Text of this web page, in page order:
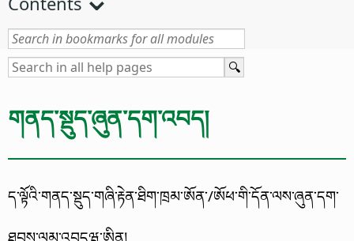
གནད་སྡུད་ཞུན་དག་འབད།
ད་ལྟོའི་གནད་སྡུད་གཞི་རྟེན་ཐིག་ཁྲམ་ཨོན་/ཨོཕ་གི་དོན་ལས་ཞུན་དག་
ཐབས་ལམ་འབདཝ་ཨིན།